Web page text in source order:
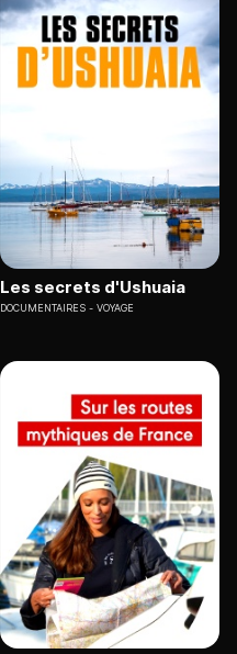
Les secrets d'Ushuaia
DOCUMENTAIRES VOYAGE